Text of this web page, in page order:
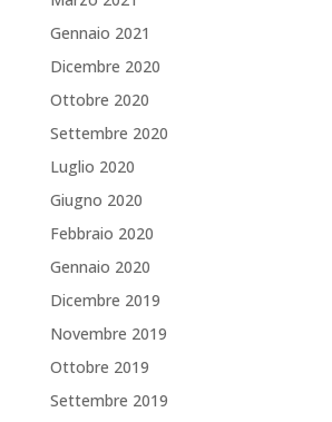
Gennaio 2021
Dicembre 2020
Ottobre 2020
Settembre 2020
Luglio 2020
Giugno 2020
Febbraio 2020
Gennaio 2020
Dicembre 2019
Novembre 2019
Ottobre 2019
Settembre 2019